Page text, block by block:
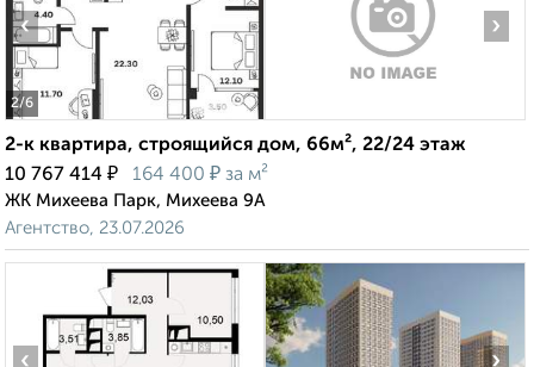
2/6
‹ ›
2-к квартира, строящийся дом, 66м², 22/24 этаж
10 767 414 ₽ 164 400 ₽ за м²
ЖК Михеева Парк, Михеева 9А
Агентство, 23.07.2026
‹ ›